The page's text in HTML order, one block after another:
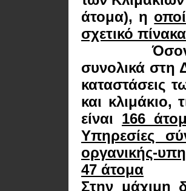
άτομα), η
σχετικό
Όσον δε
συνολικά στη
καταστάσεις
και κλιμάκιο,
είναι 166
Υπηρεσίες
οργανικής-
47 άτομα
Στην μάχιμη